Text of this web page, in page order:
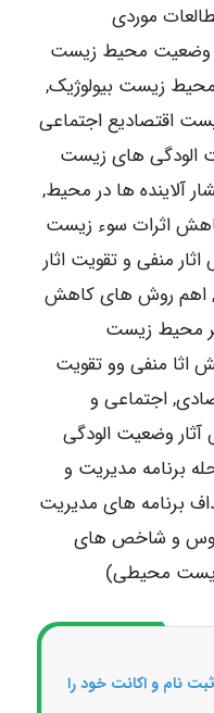
موردی
وضعیت محیط زیست
زیست بیولوژیک,
اقتصادیع اجتماعی
الودگی های زیست
آلاینده ها در محیط,
اثرات سوء زیست
منفی و تقویت اثار
اهم روش های کاهش
بر محیط زیست
اثا منفی وو تقویت
اجتماعی و
وضعیت الودگی
برنامه مدیریت و
برنامه های مدیریت
و شاخص های
محیطی)
نام و اکانت خود را